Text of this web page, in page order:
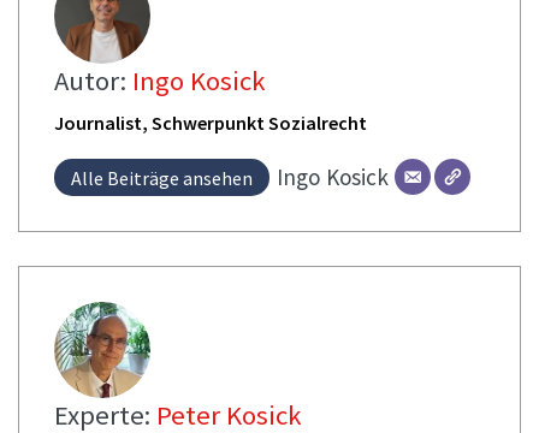
Autor: Ingo Kosick
Journalist, Schwerpunkt Sozialrecht
Alle Beiträge ansehen Ingo Kosick
Experte: Peter Kosick